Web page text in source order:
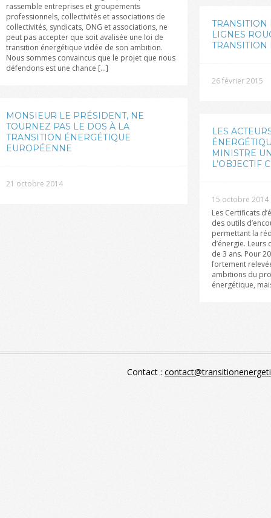
rassemble entreprises et groupements
professionnels, collectivités et associations de
collectivités, syndicats, ONG et associations, ne
peut pas accepter que soit avalisée une loi de
transition énergétique vidée de son ambition.
Nous sommes convaincus que le projet que nous
défendons est une chance [...]
TRANSITION
LIGNES
TRANSITION
26 février 2015
MONSIEUR LE PRÉSIDENT, NE
TOURNEZ PAS LE DOS À LA
TRANSITION ÉNERGÉTIQUE
EUROPÉENNE
21 octobre 2014
LES
MINISTRE
L’OBJECTIF
15 octobre 2014
Les Certificats
des outils
permettant la
d’énergie.
de 3 ans. Pour
fortement
ambitions du
énergétique,
Contact :